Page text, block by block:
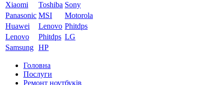
Xiaomi
Toshiba Sony
Panasonic MSI
Motorola
Huawei
Lenovo Phitdps
Lenovo
Phitdps LG
Samsung HP
Головна
Послуги
Ремонт ноутбуків